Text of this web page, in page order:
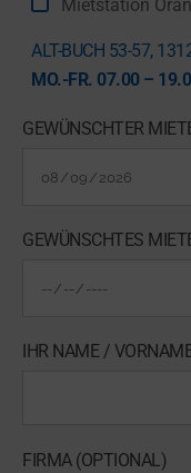
Mietstation
ALT-BUCH 53-57,
MO.-FR. 07.00 –
GEWÜNSCHTER
GEWÜNSCHTES
IHR NAME /
FIRMA (OPTIONAL)